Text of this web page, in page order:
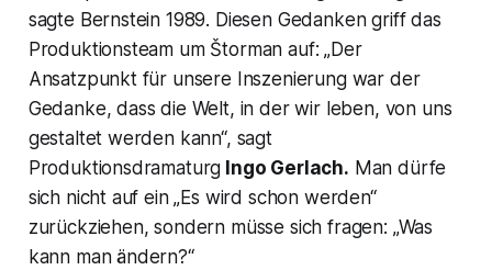
sagte Bernstein 1989. Diesen Gedanken griff das
Produktionsteam um Štorman auf: „Der
Ansatzpunkt für unsere Inszenierung war der
Gedanke, dass die Welt, in der wir leben, von uns
gestaltet werden kann“, sagt
Produktionsdramaturg Ingo Gerlach. Man dürfe
sich nicht auf ein „Es wird schon werden“
zurückziehen, sondern müsse sich fragen: „Was
kann man ändern?“